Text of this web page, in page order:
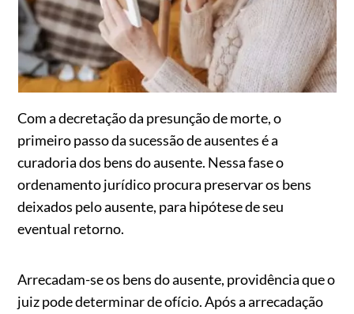
Com a decretação da presunção de morte, o
primeiro passo da sucessão de ausentes é a
curadoria dos bens do ausente. Nessa fase o
ordenamento jurídico procura preservar os bens
deixados pelo ausente, para hipótese de seu
eventual retorno.
Arrecadam-se os bens do ausente, providência que o
juiz pode determinar de ofício. Após a arrecadação